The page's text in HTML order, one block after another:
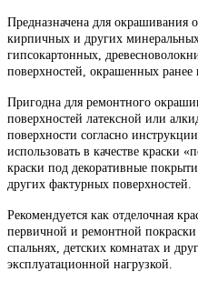
Предназначена для окрашивания
кирпичных и других
гипсокартонных,
поверхностей, окрашенных
Пригодна для ремонтного
поверхностей латексной или
поверхности согласно
использовать в качестве краски
краски под декоративные
других фактурных поверхностей.
Рекомендуется как отделочная
первичной и ремонтной
спальнях, детских комнатах и
эксплуатационной нагрузкой.